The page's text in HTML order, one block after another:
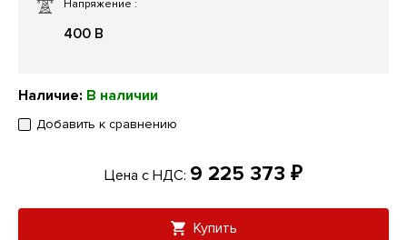
Напряжение :
400 В
Наличие: В наличии
Добавить к сравнению
Цена с НДС: 9 225 373 ₽
Купить